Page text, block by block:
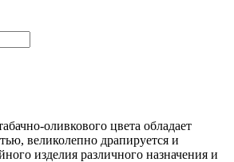
оливкового цвета обладает
великолепно драпируется и
изделия различного назначения и